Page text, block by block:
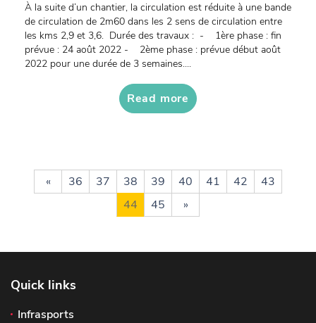
À la suite d’un chantier, la circulation est réduite à une bande
de circulation de 2m60 dans les 2 sens de circulation entre
les kms 2,9 et 3,6. Durée des travaux : - 1ère phase : fin
prévue : 24 août 2022 - 2ème phase : prévue début août
2022 pour une durée de 3 semaines....
Read more
« 36 37 38 39 40 41 42
43
44
45 »
Quick links
Infrasports